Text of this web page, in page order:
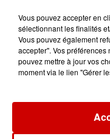
Vous pouvez accepter en
sélectionnant les finalités
Vous pouvez également
accepter". Vos
pouvez mettre à jour vos
moment via le lien "Gérer